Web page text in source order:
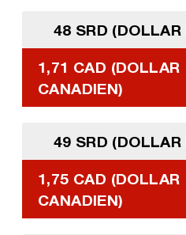
48 SRD (DOLLAR
1,71 CAD (DOLLAR
CANADIEN)
49 SRD (DOLLAR
1,75 CAD (DOLLAR
CANADIEN)